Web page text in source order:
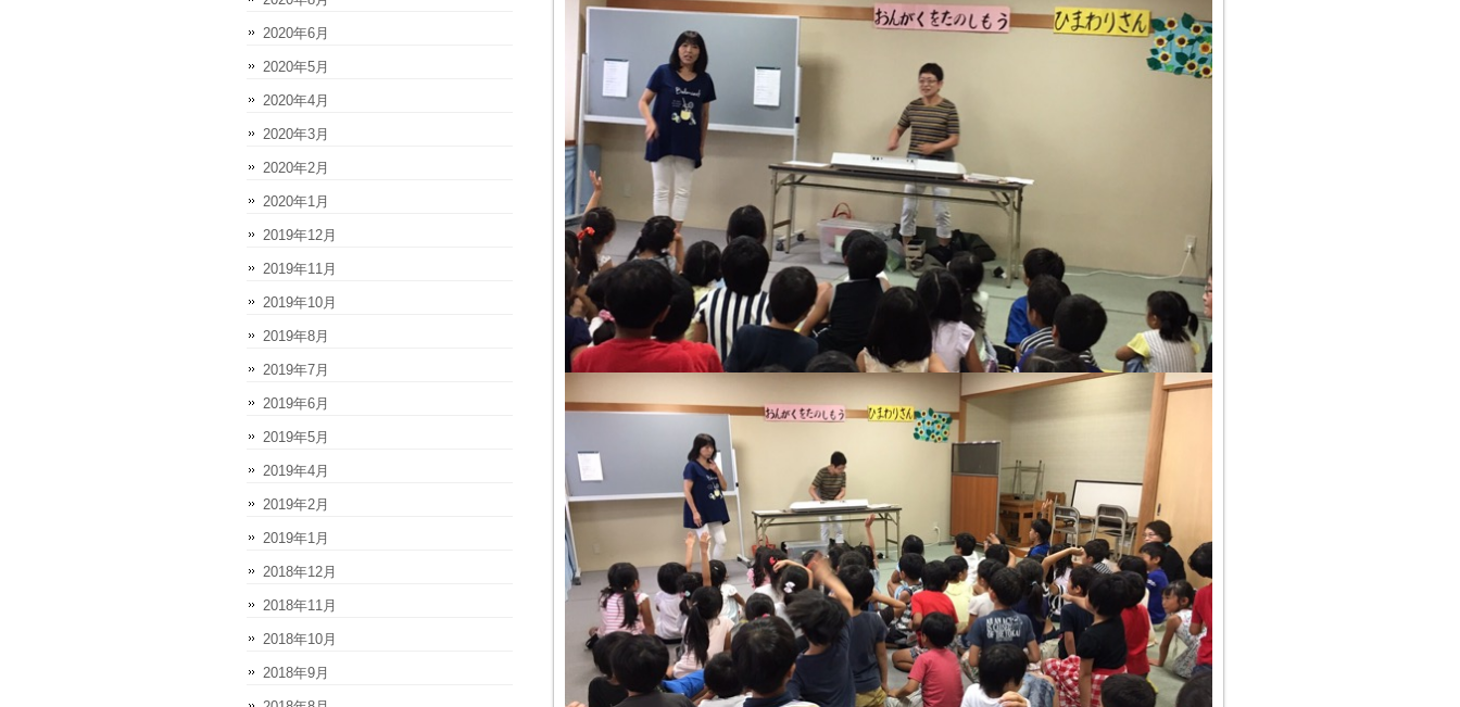
2020年6月
2020年5月
2020年4月
2020年3月
2020年2月
2020年1月
2019年12月
2019年11月
2019年10月
2019年8月
2019年7月
2019年6月
2019年5月
2019年4月
2019年2月
2019年1月
2018年12月
2018年11月
2018年10月
2018年9月